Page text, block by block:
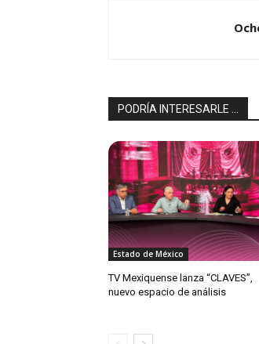
PODRÍA INTERESARLE ...
Estado de México
TV Mexiquense lanza “CLAVES”,
nuevo espacio de análisis